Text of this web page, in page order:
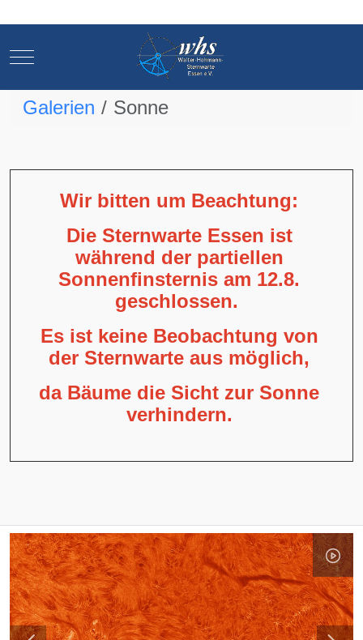
Mobile Menu Toggle
Galerien Sonne
Wir bitten um Beachtung:
Die Sternwarte Essen ist
während der partiellen
Sonnenfinsternis am 12.8.
geschlossen.
Es ist keine Beobachtung von
der Sternwarte aus möglich,
da Bäume die Sicht zur Sonne
verhindern.